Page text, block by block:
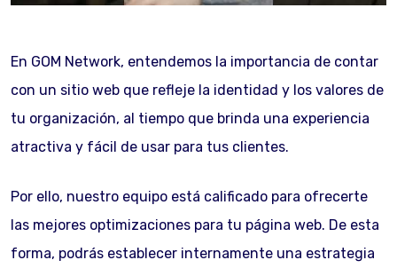
En GOM Network, entendemos la importancia de contar
con un sitio web que refleje la identidad y los valores de
tu organización, al tiempo que brinda una experiencia
atractiva y fácil de usar para tus clientes.
Por ello, nuestro equipo está calificado para ofrecerte
las mejores optimizaciones para tu página web. De esta
forma, podrás establecer internamente una estrategia